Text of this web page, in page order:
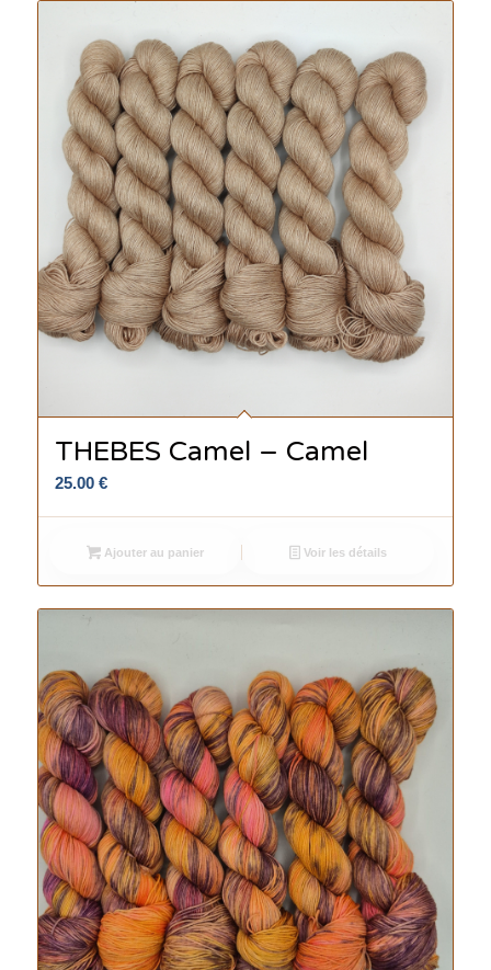
THEBES Camel – Camel
25.00 €
Ajouter au panier Voir les détails